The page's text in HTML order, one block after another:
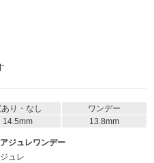
あり・なし
ワンデー
14.5mm
13.8mm
ジュレワンデー
ュレ